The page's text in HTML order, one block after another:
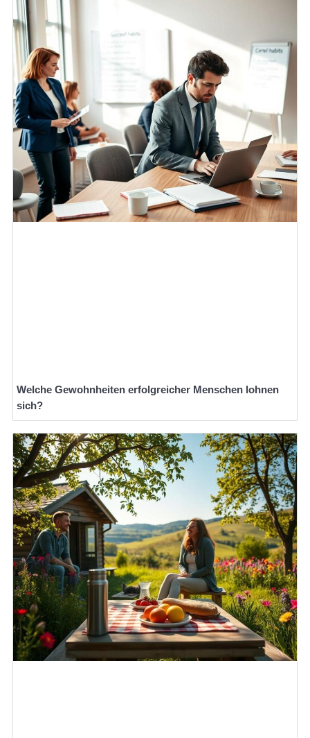
Welche Gewohnheiten erfolgreicher Menschen lohnen
sich?